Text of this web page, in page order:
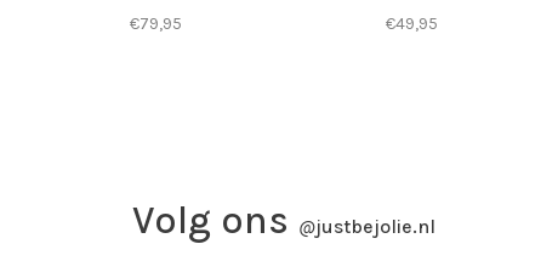
€79,95 €49,95
Volg ons @justbejolie.nl